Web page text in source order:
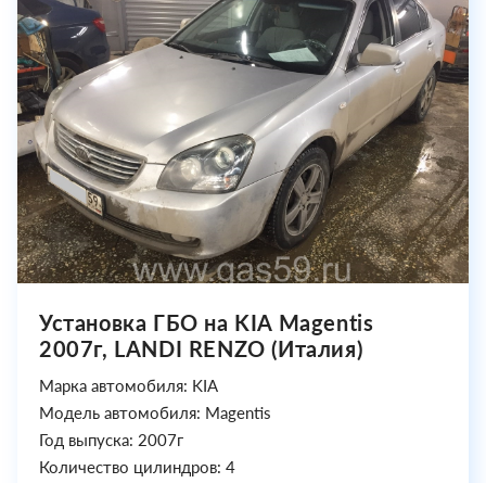
Установка ГБО на KIA Magentis
2007г, LANDI RENZO (Италия)
Марка автомобиля: KIA
Модель автомобиля: Magentis
Год выпуска: 2007г
Количество цилиндров: 4